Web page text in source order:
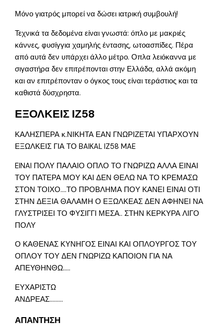
Μόνο γιατρός μπορεί να δώσει ιατρική συμβουλή!
Τεχνικά τα δεδομένα είναι γνωστά: όπλο με μακριές
κάννες, φυσίγγια χαμηλής έντασης, ωτοασπίδες. Πέρα
από αυτά δεν υπάρχει άλλο μέτρο. Οπλα λειόκαννα με
σιγαστήρα δεν επιτρέπονται στην Ελλάδα, αλλά ακόμη
και αν επιτρέπονταν ο όγκος τους είναι τεράστιος και τα
καθιστά δύσχρηστα.
ΕΞΟΛΚΕΙΣ ΙΖ58
ΚΑΛΗΣΠΕΡΑ κ.ΝΙΚΗΤΑ ΕΑΝ ΓΝΩΡΙΖΕΤΑΙ ΥΠΑΡΧΟΥΝ
ΕΞΩΛΚΕΙΣ ΓΙΑ ΤΟ BAIKAL IZ58 MAE
EINAI ΠΟΛΥ ΠΑΛΑΙΟ ΟΠΛΟ ΤΟ ΓΝΩΡΙΖΩ ΑΛΛΑ ΕΙΝΑΙ
ΤΟΥ ΠΑΤΕΡΑ ΜΟΥ ΚΑΙ ΔΕΝ ΘΕΛΩ ΝΑ ΤΟ ΚΡΕΜΑΣΩ
ΣΤΟΝ ΤΟΙΧΟ….ΤΟ ΠΡΟΒΛΗΜΑ ΠΟΥ ΚΑΝΕΙ ΕΙΝΑΙ ΟΤΙ
ΣΤΗΝ ΔΕΞΙΑ ΘΑΛΑΜΗ Ο ΕΞΩΛΚΕΑΣ ΔΕΝ ΑΦΗΝΕΙ ΝΑ
ΓΛΥΣΤΡΙΣΕΙ ΤΟ ΦΥΣΙΓΓΙ ΜΕΣΑ.. ΣΤΗΝ ΚΕΡΚΥΡΑ ΛΙΓΟ
ΠΟΛΥ
Ο ΚΑΘΕΝΑΣ ΚΥΝΗΓΟΣ ΕΙΝΑΙ ΚΑΙ ΟΠΛΟΥΡΓΟΣ ΤΟΥ
ΟΠΛΟΥ ΤΟΥ ΔΕΝ ΓΝΩΡΙΖΩ ΚΑΠΟΙΟΝ ΓΙΑ ΝΑ
ΑΠΕΥΘΗΝΘΩ…..
ΕΥΧΑΡΙΣΤΩ
ΑΝΔΡΕΑΣ………
ΑΠΑΝΤΗΣΗ